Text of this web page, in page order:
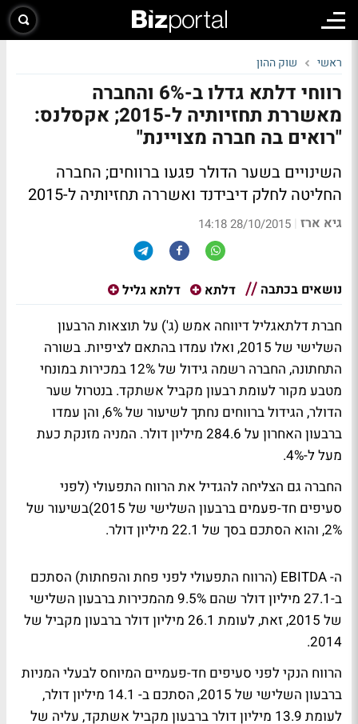
ראשי שוק ההון
רווחי דלתא גדלו ב-6% והחברה
מאשררת תחזיותיה ל-2015; אקסלנס:
"רואים בה חברה מצויינת"
השינויים בשער הדולר פגעו ברווחים; החברה
החליטה לחלק דיבידנד ואשררה תחזיותיה ל-2015
גיא ארז |
28/10/2015 14:18
נושאים בכתבה דלתא דלתא גליל
חברת דלתאגליל דיווחה אמש (ג') על תוצאות הרבעון
השלישי של 2015, ואלו עמדו בהתאם לציפיות. בשורה
התחתונה, החברה רשמה גידול של 12% במכירות במונחי
מטבע מקור לעומת רבעון מקביל אשתקד. בנטרול שער
הדולר, הגידול ברווחים נחתך לשיעור של 6%, והן עמדו
ברבעון האחרון על 284.6 מיליון דולר. המניה מזנקת כעת
מעל ל-4%.
החברה גם הצליחה להגדיל את הרווח התפעולי (לפני
סעיפים חד-פעמים ברבעון השלישי של 2015)בשיעור של
2%, והוא הסתכם בסך של 22.1 מיליון דולר.
ה- EBITDA (הרווח התפעולי לפני פחת והפחתות) הסתכם
ב-27.1 מיליון דולר שהם 9.5% מהמכירות ברבעון השלישי
של 2015, זאת, לעומת 26.1 מיליון דולר ברבעון מקביל של
2014.
הרווח הנקי לפני סעיפים חד-פעמיים המיוחס לבעלי המניות
ברבעון השלישי של 2015, הסתכם ב- 14.1 מיליון דולר,
לעומת 13.9 מיליון דולר ברבעון מקביל אשתקד, עליה של